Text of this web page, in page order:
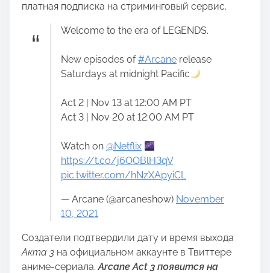
платная подписка на стриминговый сервис.
Welcome to the era of LEGENDS.
New episodes of#Arcane release
Saturdays at midnight Pacific
Act 2 | Nov 13 at 12:00 AM PT
Act 3 | Nov 20 at 12:00 AM PT
Watch on @Netflix
https://t.co/j6OOBlH3qV
pic.twitter.com/hNzXApyiCL
— Arcane (@arcaneshow) November
10, 2021
Создатели подтвердили дату и время выхода
Акта 3 на официальном аккаунте в Твиттере
аниме-сериала.Arcane Act 3 появится на